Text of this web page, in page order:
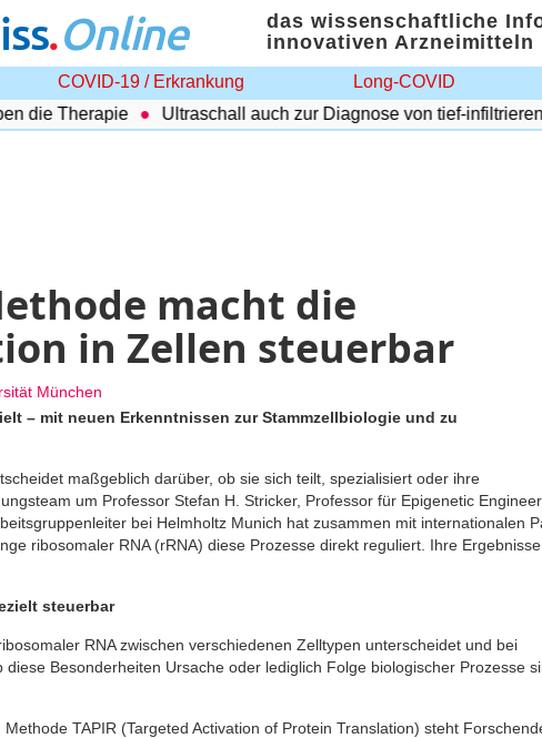
.Online
das wissenschaftliche
innovativen Arzneimitteln
COVID-19 / Erkrankung Long-COVID
Therapie Ultraschall auch zur Diagnose von tief-
macht die
in Zellen steuerbar
München
– mit neuen Erkenntnissen zur Stammzellbiologie und zu
maßgeblich darüber, ob sie sich teilt, spezialisiert oder ihre
um Professor Stefan H. Stricker, Professor für Epigenetic
bei Helmholtz Munich hat zusammen mit internationalen
ribosomaler RNA (rRNA) diese Prozesse direkt reguliert. Ihre
steuerbar
RNA zwischen verschiedenen Zelltypen unterscheidet und bei
Besonderheiten Ursache oder lediglich Folge biologischer Prozesse
TAPIR (Targeted Activation of Protein Translation) steht